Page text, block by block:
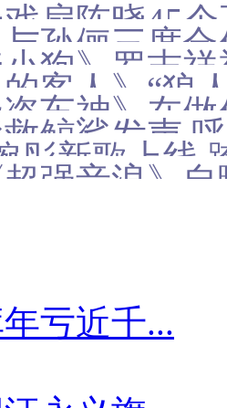
扇陈晓45
孙俪三度
小狗》罗志
客人》“狼
车神》在
鲸鲨发声
彤新歌上线
强音浪》
亏近千...